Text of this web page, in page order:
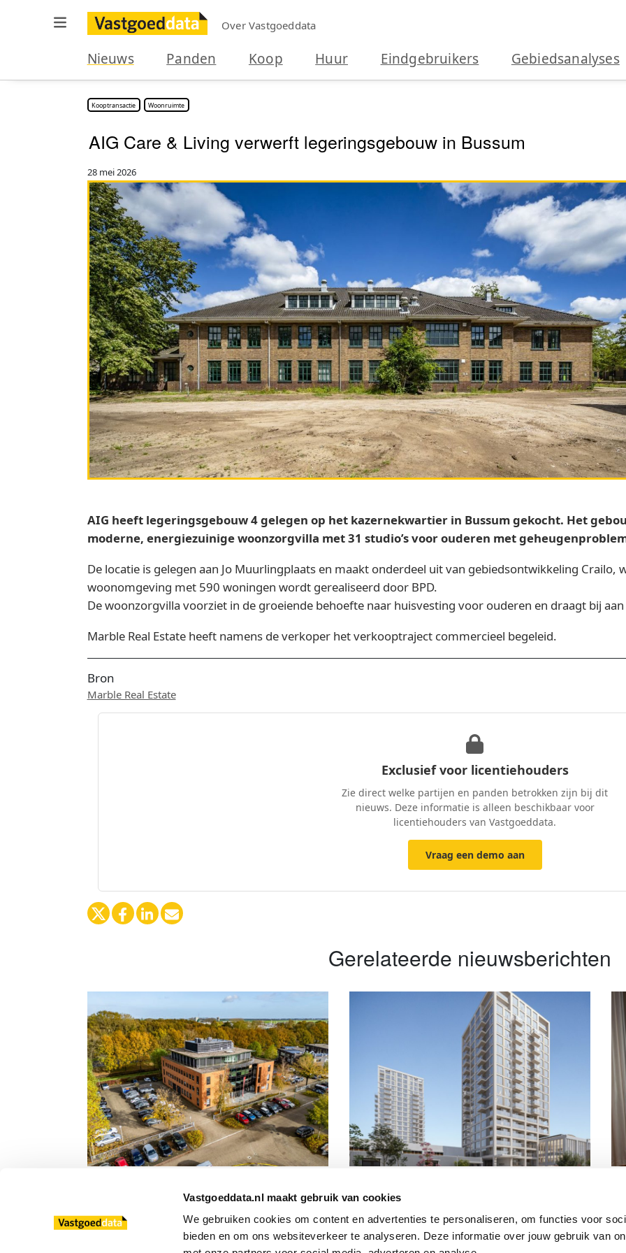
Vastgoeddata.nl maakt gebruik van cookies
We gebruiken cookies om content en advertenties te personaliseren, om functies voor
bieden en om ons websiteverkeer te analyseren. Deze informatie over jouw gebruik van
Over Vastgoeddata
Nieuws Panden Koop Huur Eindgebruikers Gebiedsanalyses
Kooptransactie Woonruimte
AIG Care & Living verwerft legeringsgebouw in Bussum
28 mei 2026
AIG heeft legeringsgebouw 4 gelegen op het kazernekwartier in Bussum gekocht. Het
moderne, energiezuinige woonzorgvilla met 31 studio’s voor ouderen met
De locatie is gelegen aan Jo Muurlingplaats en maakt onderdeel uit van gebiedsontwikkeling Crailo,
woonomgeving met 590 woningen wordt gerealiseerd door BPD.
De woonzorgvilla voorziet in de groeiende behoefte naar huisvesting voor ouderen en draagt bij
Marble Real Estate heeft namens de verkoper het verkooptraject commercieel begeleid.
Bron
Marble Real Estate
Exclusief voor licentiehouders
Zie direct welke partijen en panden betrokken zijn bij dit
nieuws. Deze informatie is alleen beschikbaar voor
licentiehouders van Vastgoeddata.
Vraag een demo aan
Gerelateerde nieuwsberichten
middenhuurwoningen ontvangen
sleutel